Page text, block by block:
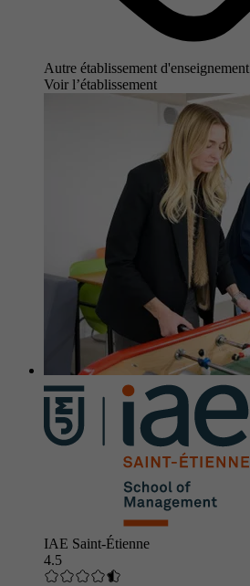
Autre établissement d'enseignement
Voir l’établissement
IAE Saint-Étienne
4.5